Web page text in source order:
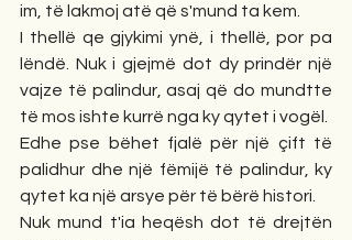
im, të lakmoj atë që s'mund ta kem.
I thellë qe gjykimi ynë, i thellë, por pa
lëndë. Nuk i gjejmë dot dy prindër një
vajze të palindur, asaj që do mundtte
të mos ishte kurrë nga ky qytet i vogël.
Edhe pse bëhet fjalë për një çift të
palidhur dhe një fëmijë të palindur, ky
qytet ka një arsye për të bërë histori.
Nuk mund t'ia heqësh dot të drejtën